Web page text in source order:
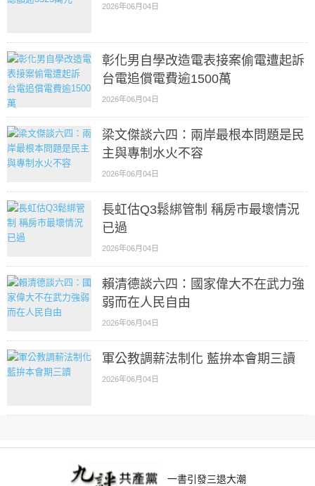
2026年06月04日
彰化男自學改造電表接案偷電遭起訴
台電追償電費逾1500萬
2026年06月04日
梁文傑談六四：兩岸最根本問題是民
主與專制水火不容
2026年06月04日
長虹估Q3鬆綁管制 稱房市最壞情況
已過
2026年06月04日
賴清德談六四：國家偉大不在武力強
弱而在人民自由
2026年06月04日
軍公教調薪法制化 藍拚本會期三讀
2026年06月04日
一書引發三退大潮